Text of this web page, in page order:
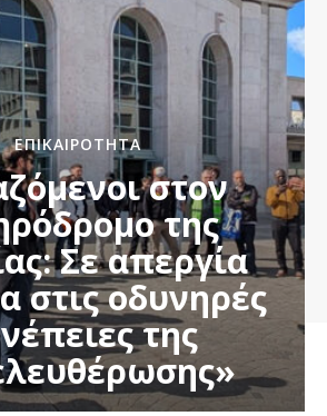
ΕΠΙΚΑΙΡΌΤΗΤΑ
στον
της
Σε απεργία
στις οδυνηρές
της